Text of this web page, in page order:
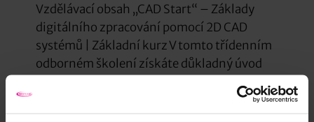
Vzdělávací obsah „CAD Start“ – Základy
digitálního zpracování pomocí 2D CAD
systémů | Základní kurz V tomto třídenním
odborném školení získáte důkladný úvod
do světa 2D CAD konstrukce. Od prvotního
seznámení s uživatelským rozhraním až po